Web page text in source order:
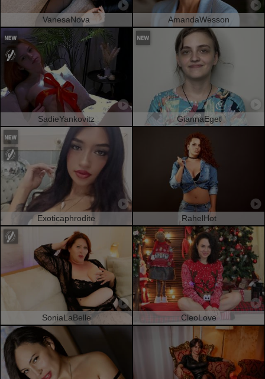
VanesaNova AmandaWesson
SadieYankovitz GiannaEget
Exoticaphrodite RahelHot
SoniaLaBelle CleoLove